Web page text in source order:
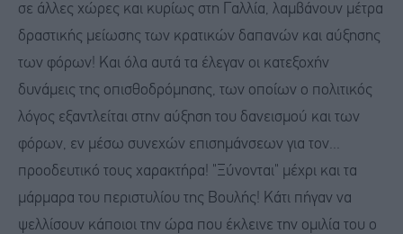
σε άλλες χώρες και κυρίως στη Γαλλία, λαμβάνουν μέτρα
δραστικής μείωσης των κρατικών δαπανών και αύξησης
των φόρων! Και όλα αυτά τα έλεγαν οι κατεξοχήν
δυνάμεις της οπισθοδρόμησης, των οποίων ο πολιτικός
λόγος εξαντλείται στην αύξηση του δανεισμού και των
φόρων, εν μέσω συνεχών επισημάνσεων για τον...
προοδευτικό τους χαρακτήρα! "Ξύνονται" μέχρι και τα
μάρμαρα του περιστυλίου της Βουλής! Κάτι πήγαν να
ψελλίσουν κάποιοι την ώρα που έκλεινε την ομιλία του ο